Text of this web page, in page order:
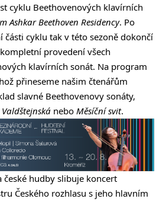
cyklu Beethovenových klavírních
Ashkar Beethoven Residency. Po
části cyklu tak v této sezoně dokončí
provedení všech
klavírních sonát. Na program
přineseme našim čtenářům
slavné Beethovenovy sonáty,
Valdštejnská nebo Měsíční svit.
české hudby slibuje koncert
Českého rozhlasu s jeho hlavním